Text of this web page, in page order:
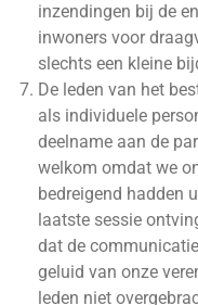
inzendingen bij de
inwoners voor
slechts een kleine
De leden van het
als individuele
deelname aan de
welkom omdat we
bedreigend hadden
laatste sessie
dat de
geluid van onze
leden niet